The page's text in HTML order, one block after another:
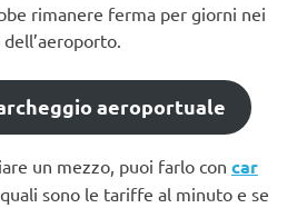
rimanere ferma per giorni nei
aeroportuale
un mezzo, puoi farlo con car
sono le tariffe al minuto e se